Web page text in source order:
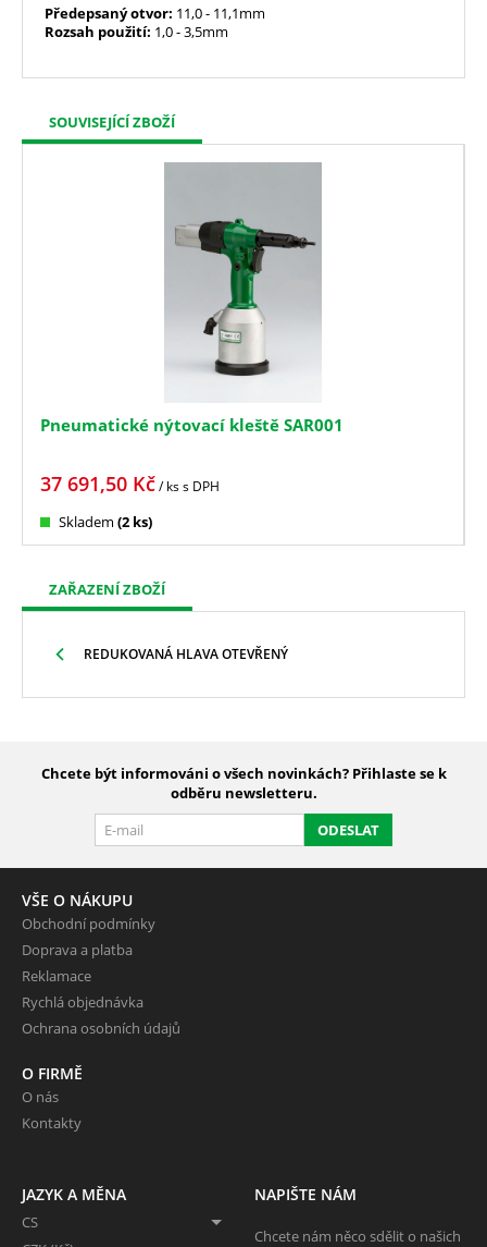
Předepsanýotvor: 11,0 - 11,1mm
Rozsah použití: 1,0 - 3,5mm
SOUVISEJÍCÍ ZBOŽÍ
Pneumatické nýtovací kleště SAR001
37 691,50 Kč/ kss DPH
Skladem (2 ks)
ZAŘAZENÍ ZBOŽÍ
REDUKOVANÁ HLAVA OTEVŘENÝ
Chcete být informováni o všech novinkách? Přihlaste se k
odběru newsletteru.
ODESLAT
VŠE O NÁKUPU
Obchodní podmínky
Doprava a platba
Reklamace
Rychlá objednávka
Ochrana osobních údajů
O FIRMĚ
O nás
Kontakty
JAZYK A MĚNA
CS
NAPIŠTE NÁM
Chcete nám něco sdělit o našich